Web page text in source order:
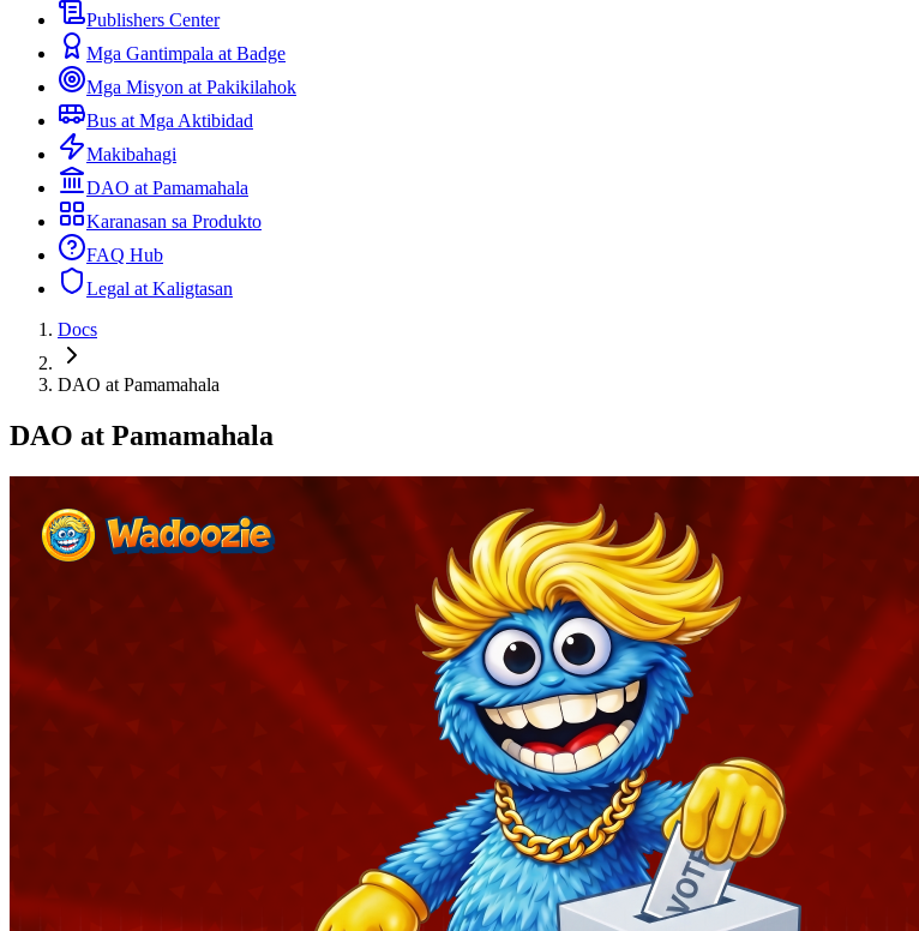
Publishers Center
Mga Gantimpala at Badge
Mga Misyon at Pakikilahok
Bus at Mga Aktibidad
Makibahagi
DAO at Pamamahala
Karanasan sa Produkto
FAQ Hub
Legal at Kaligtasan
Docs
DAO at Pamamahala
DAO at Pamamahala